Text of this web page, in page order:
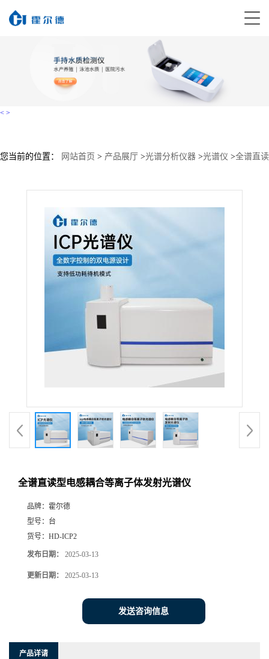
< >
您当前的位置： 网站首页 > 产品展厅 >光谱分析仪器 >光谱仪 >全谱直读
全谱直读型电感耦合等离子体发射光谱仪
品牌： 霍尔德
型号： 台
货号： HD-ICP2
发布日期： 2025-03-13
更新日期： 2025-03-13
发送咨询信息
产品详请